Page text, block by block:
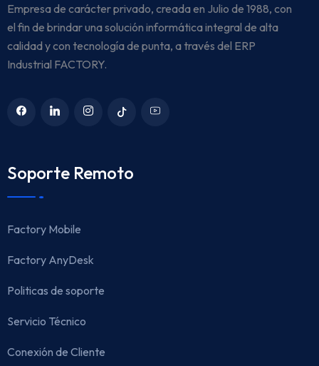
Empresa de carácter privado, creada en Julio de 1988, con
el fin de brindar una solución informática integral de alta
calidad y con tecnología de punta, a través del ERP
Industrial FACTORY.
Soporte Remoto
Factory Mobile
Factory AnyDesk
Politicas de soporte
Servicio Técnico
Conexión de Cliente